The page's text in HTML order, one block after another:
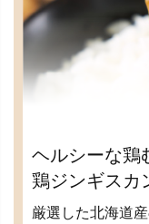
ヘルシーな鶏
鶏ジンギスカ
厳選した北海道